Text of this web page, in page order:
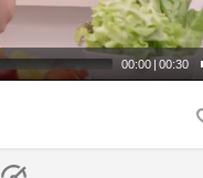
00:00 | 00:30